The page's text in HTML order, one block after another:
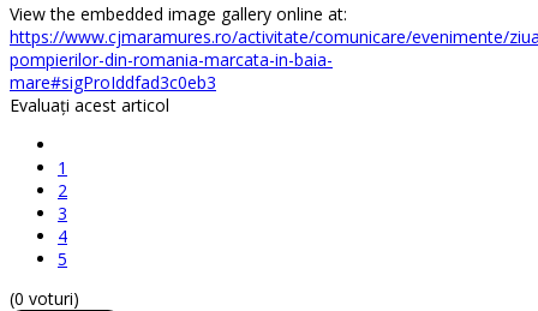
View the embedded image gallery online at:
https://www.cjmaramures.ro/activitate/comunicare/evenimente/
pompierilor-din-romania-marcata-in-baia-
mare#sigProIddfad3c0eb3
Evaluaţi acest articol
1
2
3
4
5
(0 voturi)